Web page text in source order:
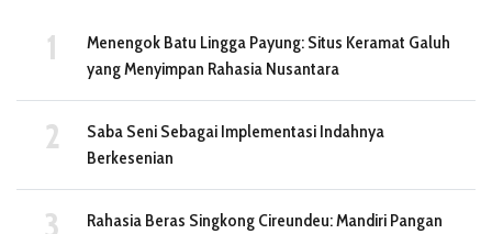
Menengok Batu Lingga Payung: Situs Keramat Galuh
yang Menyimpan Rahasia Nusantara
Saba Seni Sebagai Implementasi Indahnya
Berkesenian
Rahasia Beras Singkong Cireundeu: Mandiri Pangan